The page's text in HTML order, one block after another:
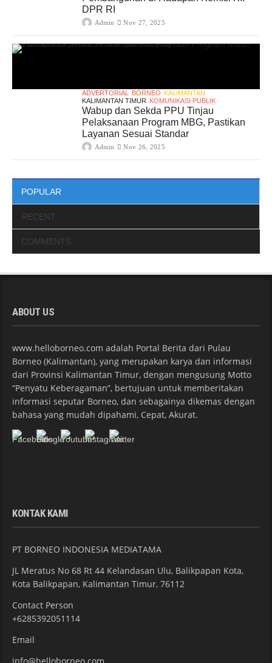
DPR RI
Admin Nov 27, 2025
ADVERTORIAL BORNEO KALIMANTAN
KALIMANTAN TIMUR KOMUNIKASI PUBLIK
Wabup dan Sekda PPU Tinjau
Pelaksanaan Program MBG, Pastikan
Layanan Sesuai Standar
Admin Nov 26, 2025
POPULAR
RECENT
COMMENTS
ABOUT US
www.helloborneo.com adalah Portal Berita dari Pulau
Borneo (Kalimantan), yang merupakan karya dan informasi
dari Provinsi Kalimantan Timur, dengan mengusung Motto
“Penyatu Keberagaman”, bertujuan untuk memberitakan
informasi seputar Borneo, dan sebagainya dikemas dengan
bahasa yang mudah dipahami, Cepat, Akurat.
KONTAK KAMI
PT BORNEO INDONESIA MEDIATAMA
JL Meratus No 68 Rt 44 Kelandasan Ulu, Balikpapan Kota,
Kota Balikpapan, Kalimantan Timur, 76112
Contact Person
+6285392051114
Email